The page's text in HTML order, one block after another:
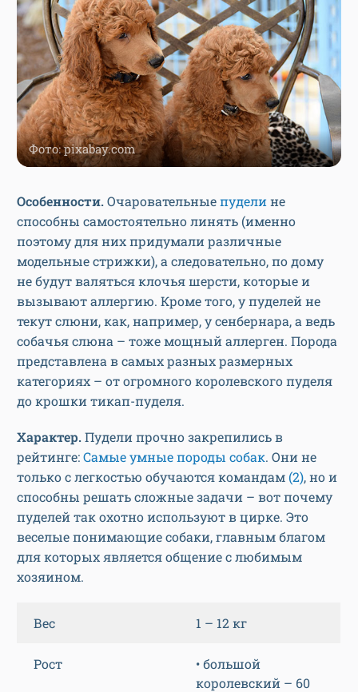
Фото: pixabay.com
Особенности.Очаровательныепудели не
способны самостоятельно линять (именно
поэтому для них придумали различные
модельные стрижки), а следовательно, по дому
не будут валяться клочья шерсти, которые и
вызывают аллергию. Кроме того, у пуделей не
текут слюни, как, например, у сенбернара, а ведь
собачья слюна – тоже мощный аллерген. Порода
представлена в самых разных размерных
категориях – от огромного королевского пуделя
до крошки тикап-пуделя.
Характер.Пудели прочно закрепились в
рейтинге:Самые умные породы собак. Они не
только с легкостью обучаются командам (2), но и
способны решать сложные задачи – вот почему
пуделей так охотно используют в цирке. Это
веселые понимающие собаки, главным благом
для которых является общение с любимым
хозяином.
Вес 1 – 12 кг
Рост
• большой
королевский – 60